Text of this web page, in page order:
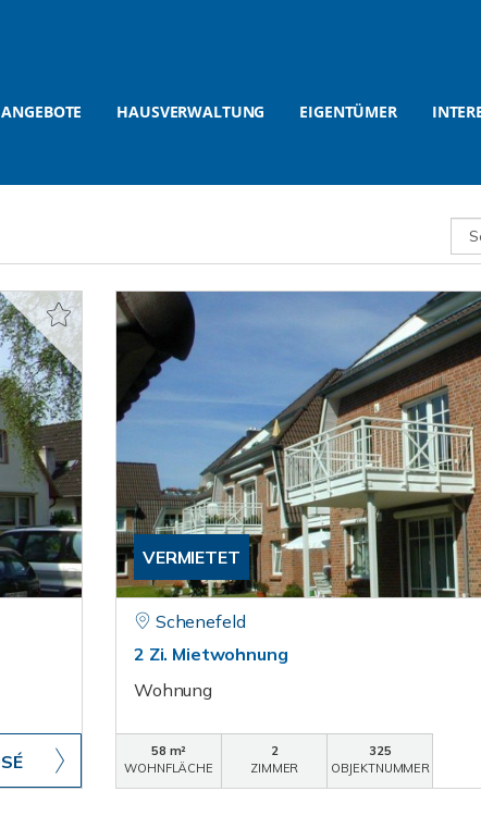
ANGEBOTE HAUSVERWALTUNG EIGENTÜMER
VERMIETET
Schenefeld
2 Zi. Mietwohnung
Wohnung
58 m²
WOHNFLÄCHE
2
ZIMMER
325
OBJEKTNUMMER